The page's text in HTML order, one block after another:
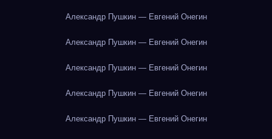
Александр Пушкин — Евгений Онегин
Александр Пушкин — Евгений Онегин
Александр Пушкин — Евгений Онегин
Александр Пушкин — Евгений Онегин
Александр Пушкин — Евгений Онегин